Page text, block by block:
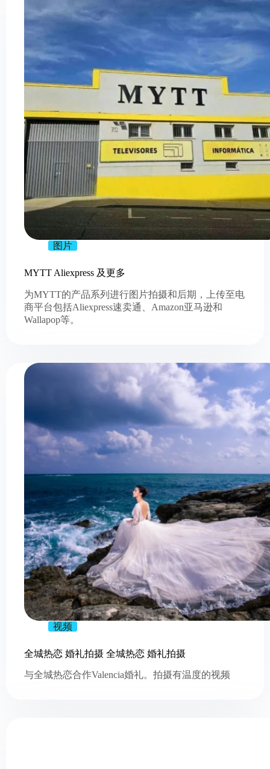
图片
MYTT Aliexpress 及更多
为MYTT的产品系列进行图片拍摄和后期，上传至电
商平台包括Aliexpress速卖通、Amazon亚马逊和
Wallapop等。
视频
全城热恋 婚礼拍摄 全城热恋 婚礼拍摄
与全城热恋合作Valencia婚礼。拍摄有温度的视频